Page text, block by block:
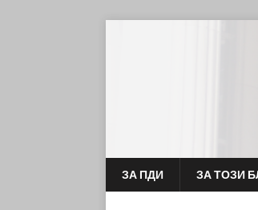
ЗА ПДИ ЗА ТОЗИ